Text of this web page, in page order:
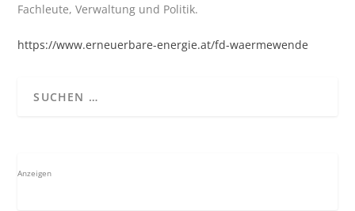
Fachleute, Verwaltung und Politik.
https://www.erneuerbare-energie.at/fd-waermewende
Anzeigen